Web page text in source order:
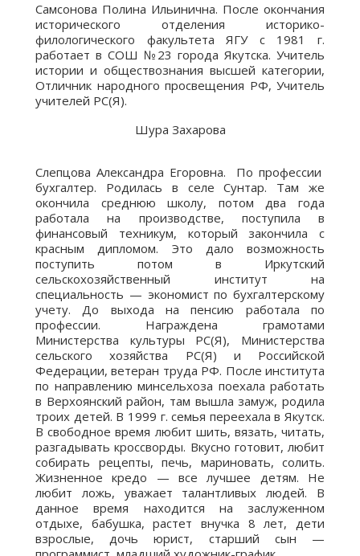
Самсонова Полина Ильинична. После окончания
исторического отделения историко-
филологического факультета ЯГУ с 1981 г.
работает в СОШ №23 города Якутска. Учитель
истории и обществознания высшей категории,
Отличник народного просвещения РФ, Учитель
учителей РС(Я).
Шура Захарова
Слепцова Александра Егоровна. По профессии
бухгалтер. Родилась в селе Сунтар. Там же
окончила среднюю школу, потом два года
работала на производстве, поступила в
финансовый техникум, который закончила с
красным дипломом. Это дало возможность
поступить потом в Иркутский
сельскохозяйственный институт на
специальность — экономист по бухгалтерскому
учету. До выхода на пенсию работала по
профессии. Награждена грамотами
Министерства культуры РС(Я), Министерства
сельского хозяйства РС(Я) и Российской
Федерации, ветеран труда РФ. После института
по направлению минсельхоза поехала работать
в Верхоянский район, там вышла замуж, родила
троих детей. В 1999 г. семья переехала в Якутск.
В свободное время любит шить, вязать, читать,
разгадывать кроссворды. Вкусно готовит, любит
собирать рецепты, печь, мариновать, солить.
Жизненное кредо — все лучшее детям. Не
любит ложь, уважает талантливых людей. В
данное время находится на заслуженном
отдыхе, бабушка, растет внучка 8 лет, дети
взрослые, дочь юрист, старший сын —